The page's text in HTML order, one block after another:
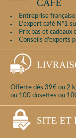
CAFÉ
Entreprise
L'expert café N°1
Prix bas et cadeaux
Conseils d'experts
Offerte dès 39€ ou 2
ou 100 dosettes ou
SITE ET